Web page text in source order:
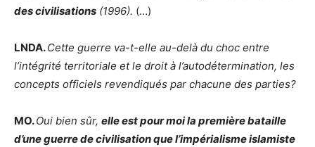
des civilisations (1996). (…)
LNDA.Cette guerre va-t-elle au-delà du choc entre
l’intégrité territoriale et le droit à l’autodétermination, les
concepts officiels revendiqués par chacune des parties?
MO.Oui bien sûr, elle est pour moi la première bataille
d’une guerre de civilisation que l’impérialisme islamiste